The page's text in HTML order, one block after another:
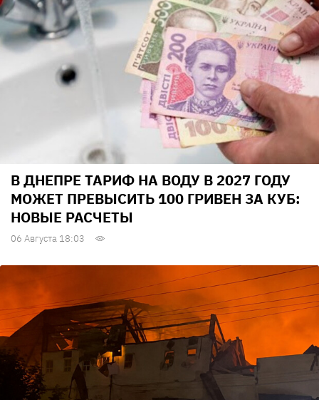
В ДНЕПРЕ ТАРИФ НА ВОДУ В 2027 ГОДУ
МОЖЕТ ПРЕВЫСИТЬ 100 ГРИВЕН ЗА КУБ:
НОВЫЕ РАСЧЕТЫ
06 Августа 18:03